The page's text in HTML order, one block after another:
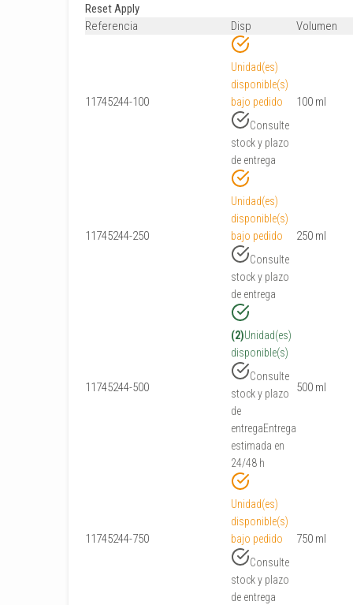
ResetApply
Referencia
Disp Volumen
11745244-100
Unidad(es)
disponible(s)
bajo pedido
Consulte
stock y plazo
de entrega
100 ml
11745244-250
Unidad(es)
disponible(s)
bajo pedido
Consulte
stock y plazo
de entrega
250 ml
11745244-500
(2)Unidad(es)
disponible(s)
Consulte
stock y plazo
de
entregaEntrega
estimada en
24/48 h
500 ml
11745244-750
Unidad(es)
disponible(s)
bajo pedido
Consulte
stock y plazo
de entrega
750 ml